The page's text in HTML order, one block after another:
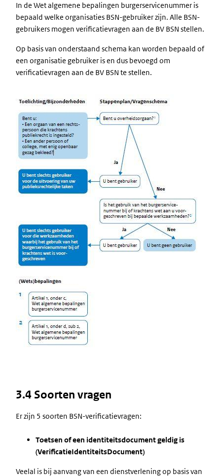
In de Wet algemene bepalingen burgerservicenummer is
bepaald welke organisaties BSN-gebruiker zijn. Alle BSN-
gebruikers mogen verificatievragen aan de BV BSN stellen.
Op basis van onderstaand schema kan worden bepaald of
een organisatie gebruiker is en dus bevoegd om
verificatievragen aan de BV BSN te stellen.
3.4 Soorten vragen
Er zijn 5 soorten BSN-verificatievragen:
Toetsen of een identiteitsdocument geldig is
(VerificatieIdentiteitsDocument)
Veelal is bij aanvang van een dienstverlening op basis van